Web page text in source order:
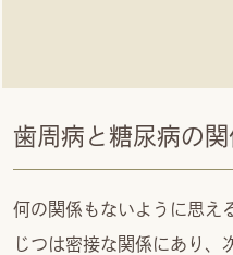
歯周病と糖尿病の関
何の関係もないように思え
じつは密接な関係にあり、